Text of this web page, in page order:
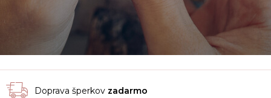
Doprava šperkov zadarmo